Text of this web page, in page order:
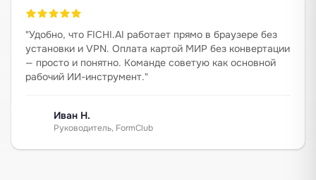
"Удобно, что FICHI.AI работает прямо в браузере без
установки и VPN. Оплата картой МИР без конвертации
— просто и понятно. Команде советую как основной
рабочий ИИ-инструмент."
Иван Н.
Руководитель, FormClub